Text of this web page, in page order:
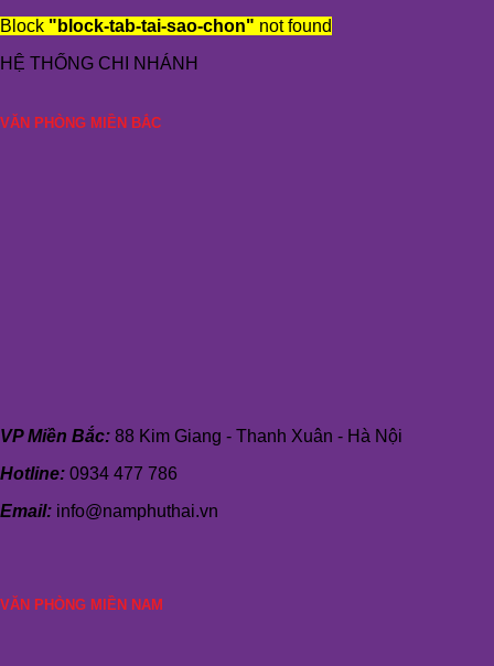
Block "block-tab-tai-sao-chon" not found
HỆ THỐNG CHI NHÁNH
VĂN PHÒNG MIỀN BẮC
VP Miền Bắc: 88 Kim Giang - Thanh Xuân - Hà Nội
Hotline: 0934 477 786
Email: info@namphuthai.vn
VĂN PHÒNG MIỀN NAM